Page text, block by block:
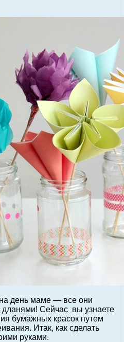
день маме — все они
Сейчас вы узнаете
бумажных красок путем
Итак, как сделать
руками.